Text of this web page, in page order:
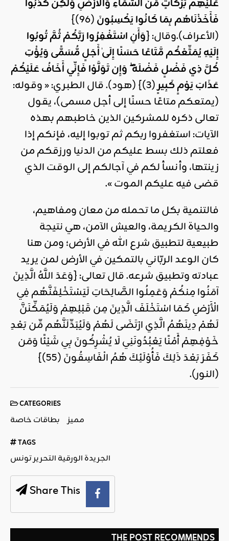
عَلَيْهِم بَرَكَاتٍ مِّنَ السَّمَاءِ وَالْأَرْضِ وَلَٰكِن كَذَّبُوا
فَأَخَذْنَاهُم بِمَا كَانُوا يَكْسِبُونَ
(96)}
(الأعراف).وقال: {وَأَنِ اسْتَغْفِرُوا رَبَّكُمْ ثُمَّ تُوبُوا
إِلَيْهِ يُمَتِّعْكُم مَّتَاعًا حَسَنًا إِلَىٰ أَجَلٍ مُّسَمًّى وَيُؤْتِ
كُلَّ ذِي فَضْلٍ فَضْلَهُ ۖ وَإِن تَوَلَّوْا فَإِنِّي أَخَافُ عَلَيْكُمْ
عَذَابَ يَوْمٍ كَبِيرٍ
(3)} (هود). قال الطبري: « وقوله:
(يمتعكم متاعًا حسنًا إلى أجل مسمى)، يقول
تعالى ذكره للمشركين الذين خاطبهم بهذه
الآيات: استغفروا ربكم ثم توبوا إليه، فإنكم إذا
فعلتم ذلك بسط عليكم من الدنيا ورزقكم من
زينتها، وأنسأ لكم في آجالكم إلى الوقت الذي
قضى فيه عليكم الموت ».
فالتنمية بكل ما تحمله من معان ومفاهيم،
والحياة الكريمة، والعيش الآمن، هي نتيجة
طبيعية لتطبيق شرع الله في الأرض؛ ومن هنا
كان الوعد الربّاني بالتمكين في الأرض لمن يريد
عبادته وتطبيق شرعه. قال تعالى: {وَعَدَ اللَّهُ الَّذِينَ
آمَنُوا مِنكُمْ وَعَمِلُوا الصَّالِحَاتِ لَيَسْتَخْلِفَنَّهُم فِي
الْأَرْضِ كَمَا اسْتَخْلَفَ الَّذِينَ مِن قَبْلِهِمْ وَلَيُمَكِّنَنَّ
لَهُمْ دِينَهُمُ الَّذِي ارْتَضَى لَهُمْ وَلَيُبَدِّلَنَّهُم مِّن بَعْدِ
خَوْفِهِمْ أَمْنًا يَعْبُدُونَنِي لَا يُشْرِكُونَ بِي شَيْئًا وَمَن
كَفَرَ بَعْدَ ذَلِكَ فَأُوْلَئِكَ هُمُ الْفَاسِقُونَ (55)}
(النور).
CATEGORIES
بطاقات خاصة مميز
TAGS
الجريدة الورقية التحرير تونس
Share This